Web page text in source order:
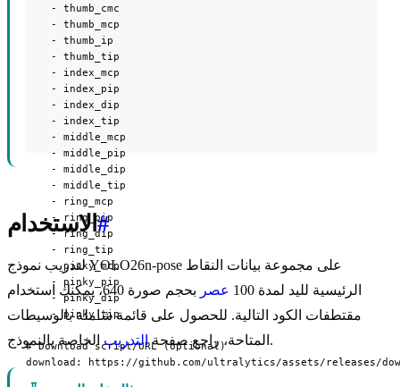
    - thumb_cmc
    - thumb_mcp
    - thumb_ip
    - thumb_tip
    - index_mcp
    - index_pip
    - index_dip
    - index_tip
    - middle_mcp
    - middle_pip
    - middle_dip
    - middle_tip
    - ring_mcp
    - ring_pip
    - ring_dip
    - ring_tip
    - pinky_mcp
    - pinky_pip
    - pinky_dip
    - pinky_tip
# Download script/URL (optional)
download: https://github.com/ultralytics/assets/releases/
الاستخدام#
لتدريب نموذج YOLO26n-pose على مجموعة بيانات النقاط
الرئيسية لليد لمدة 100
عصر
بحجم صورة 640، يمكنك استخدام
مقتطفات الكود التالية. للحصول على قائمة شاملة بالوسيطات
المتاحة، راجع صفحةالتدريب الخاصة بالنموذج.